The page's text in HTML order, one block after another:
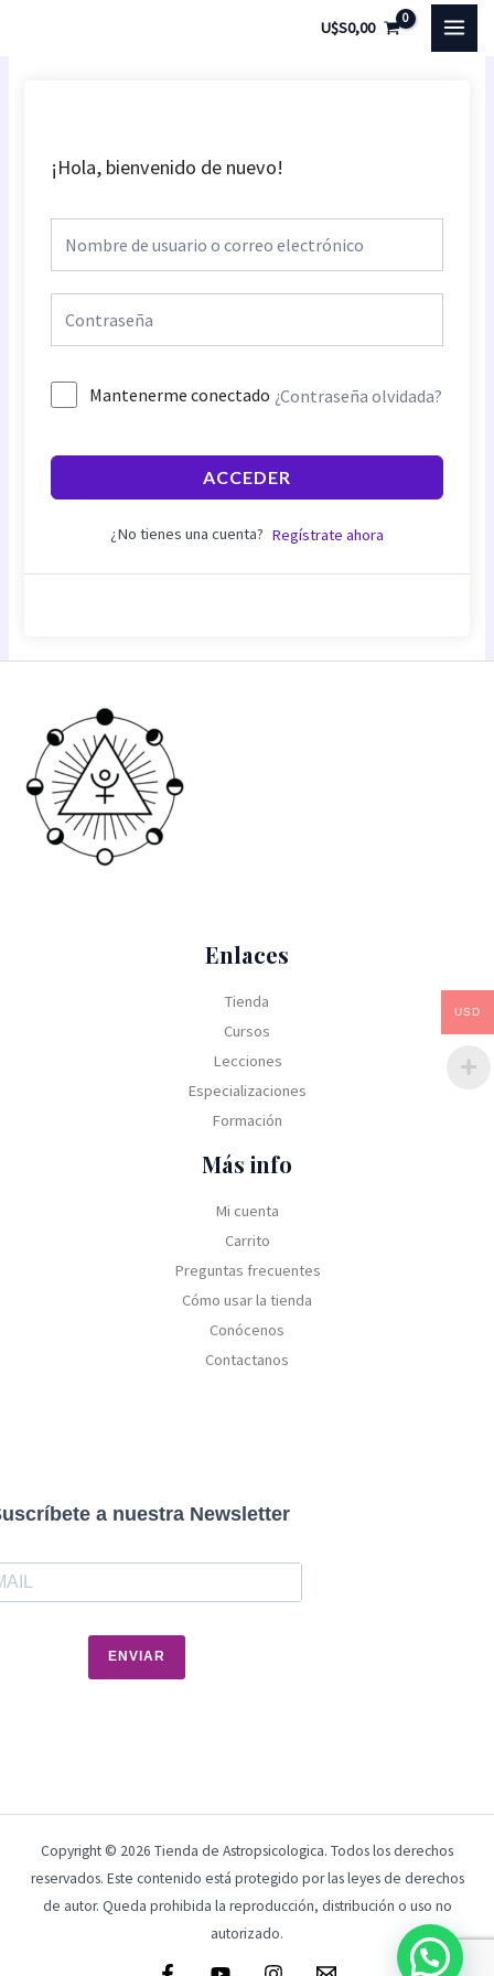
U$S0,00
¡Hola, bienvenido de nuevo!
Mantenerme conectado ¿Contraseña olvidada?
ACCEDER
¿No tienes una cuenta? Regístrate ahora
Enlaces
Tienda
Cursos
Lecciones
Especializaciones
Formación
Más info
Mi cuenta
Carrito
Preguntas frecuentes
Cómo usar la tienda
Conócenos
Contactanos
a nuestra Newsletter
ENVIAR
Copyright © 2026 Tienda de Astropsicologica. Todos los derechos
reservados. Este contenido está protegido por las leyes de derechos
de autor. Queda prohibida la reproducción, distribución o uso no
autorizado.
USD